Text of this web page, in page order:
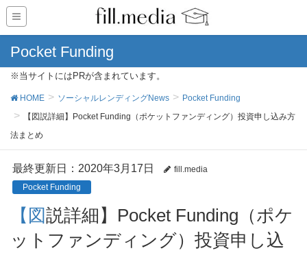
Pocket Funding
※当サイトにはPRが含まれています。
HOME ソーシャルレンディングNews
Pocket Funding
【図説詳細】Pocket Funding（ポケットファンディング）投資申し込み方
法まとめ
最終更新日：2020年3月17日
fill.media
Pocket Funding
【図説詳細】Pocket Funding（ポケ
ットファンディング）投資申し込